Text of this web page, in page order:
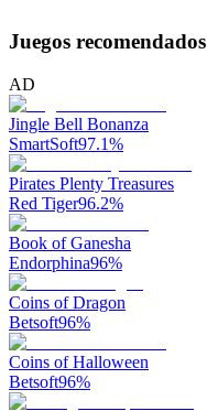
Juegos recomendados
AD
Jingle Bell Bonanza
SmartSoft97.1%
Pirates Plenty Treasures
Red Tiger96.2%
Book of Ganesha
Endorphina96%
Coins of Dragon
Betsoft96%
Coins of Halloween
Betsoft96%